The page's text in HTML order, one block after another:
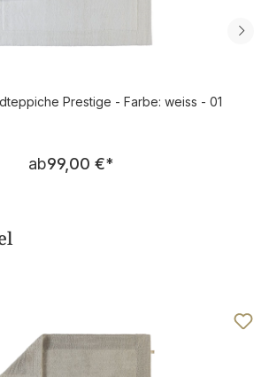
Prestige - Farbe: weiss - 01
Regulärer Preis:
ab99,00 €*